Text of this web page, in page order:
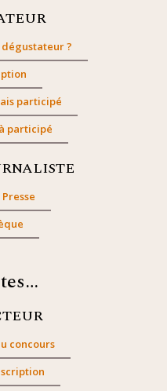
?
participé
participé
concours